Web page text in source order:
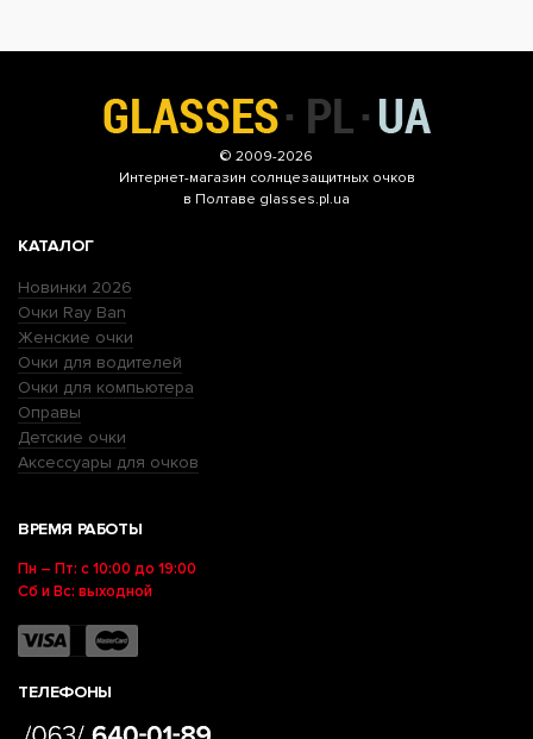
© 2009-2026
Интернет-магазин солнцезащитных очков
в Полтаве glasses.pl.ua
КАТАЛОГ
Новинки 2026
Очки Ray Ban
Женские очки
Очки для водителей
Очки для компьютера
Оправы
Детские очки
Аксессуары для очков
ВРЕМЯ РАБОТЫ
Пн – Пт: с 10:00 до 19:00
Сб и Вс: выходной
ТЕЛЕФОНЫ